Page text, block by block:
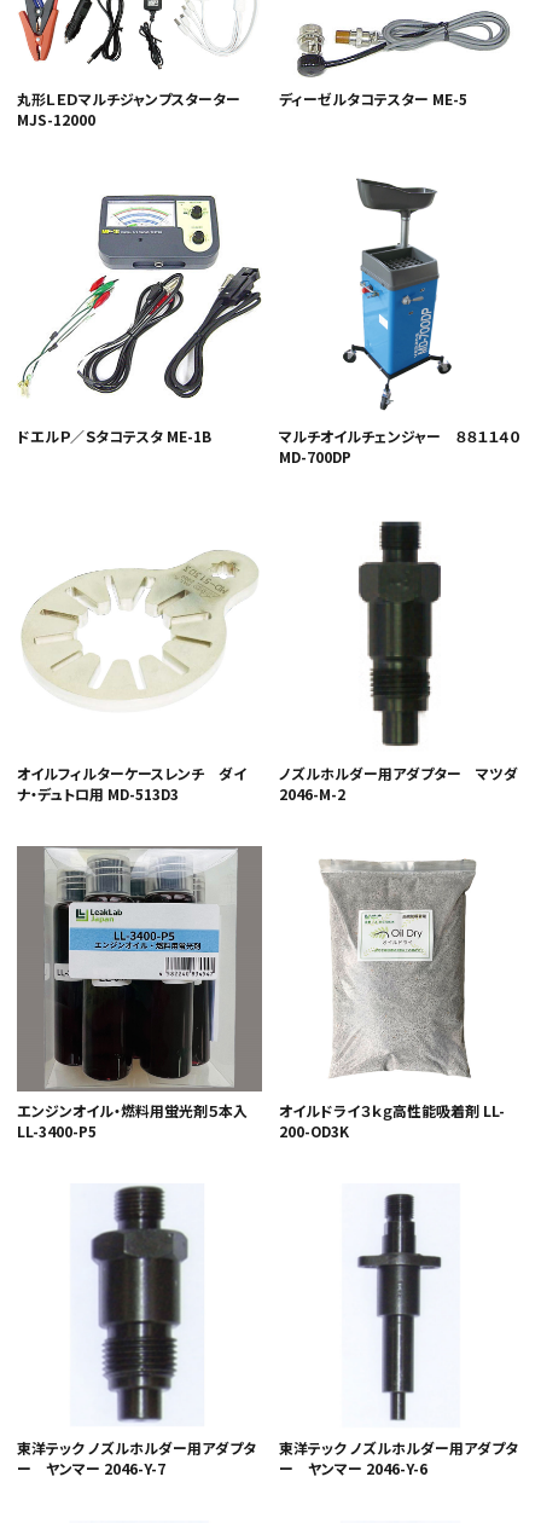
丸形ＬＥＤマルチジャンプスターター
MJS-12000
ディーゼルタコテスター ME-5
ドエルＰ／Ｓタコテスタ ME-1B
マルチオイルチェンジャー ８８１１４０
MD-700DP
オイルフィルターケースレンチ ダイ
ナ・デュトロ用 MD-513D3
ノズルホルダー用アダプター マツダ
2046-M-2
エンジンオイル・燃料用蛍光剤５本入
LL-3400-P5
オイルドライ３ｋｇ高性能吸着剤 LL-
200-OD3K
東洋テック ノズルホルダー用アダプタ
ー ヤンマー 2046-Y-7
東洋テック ノズルホルダー用アダプタ
ー ヤンマー 2046-Y-6